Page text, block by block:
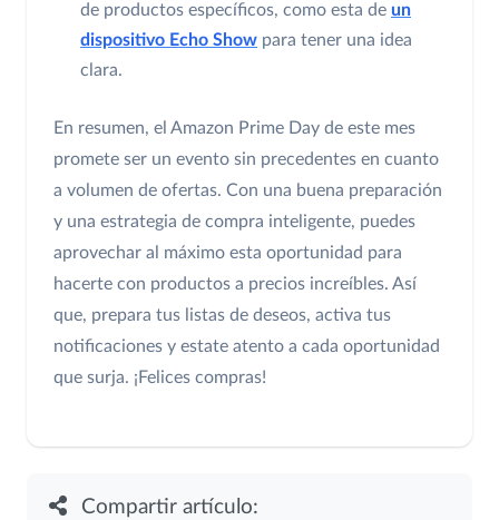
de productos específicos, como esta de un
dispositivo Echo Show para tener una idea
clara.
En resumen, el Amazon Prime Day de este mes
promete ser un evento sin precedentes en cuanto
a volumen de ofertas. Con una buena preparación
y una estrategia de compra inteligente, puedes
aprovechar al máximo esta oportunidad para
hacerte con productos a precios increíbles. Así
que, prepara tus listas de deseos, activa tus
notificaciones y estate atento a cada oportunidad
que surja. ¡Felices compras!
Compartir artículo: